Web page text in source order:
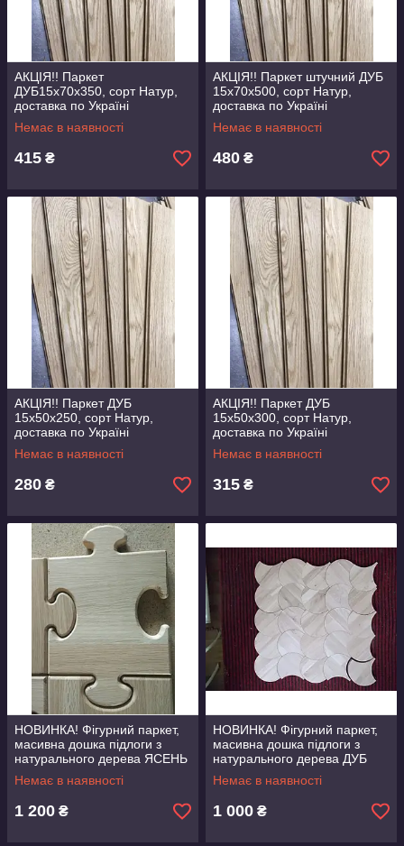
АКЦІЯ!! Паркет
ДУБ15х70х350, сорт Натур,
доставка по Україні
Немає в наявності
415 ₴
АКЦІЯ!! Паркет штучний ДУБ
15х70х500, сорт Натур,
доставка по Україні
Немає в наявності
480 ₴
АКЦІЯ!! Паркет ДУБ
15х50х250, сорт Натур,
доставка по Україні
Немає в наявності
280 ₴
АКЦІЯ!! Паркет ДУБ
15х50х300, сорт Натур,
доставка по Україні
Немає в наявності
315 ₴
НОВИНКА! Фігурний паркет,
масивна дошка підлоги з
натурального дерева ЯСЕНЬ
Немає в наявності
1 200 ₴
НОВИНКА! Фігурний паркет,
масивна дошка підлоги з
натурального дерева ДУБ
Немає в наявності
1 000 ₴